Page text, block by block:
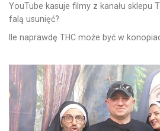
YouTube kasuje filmy z kanału sklepu
falą usunięć?
Ile naprawdę THC może być w